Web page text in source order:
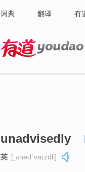
词典 翻译 有
unadvisedly
英 [ˌʌnədˈvaɪzdli]